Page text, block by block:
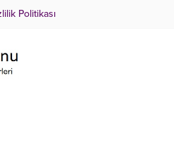
Politikası